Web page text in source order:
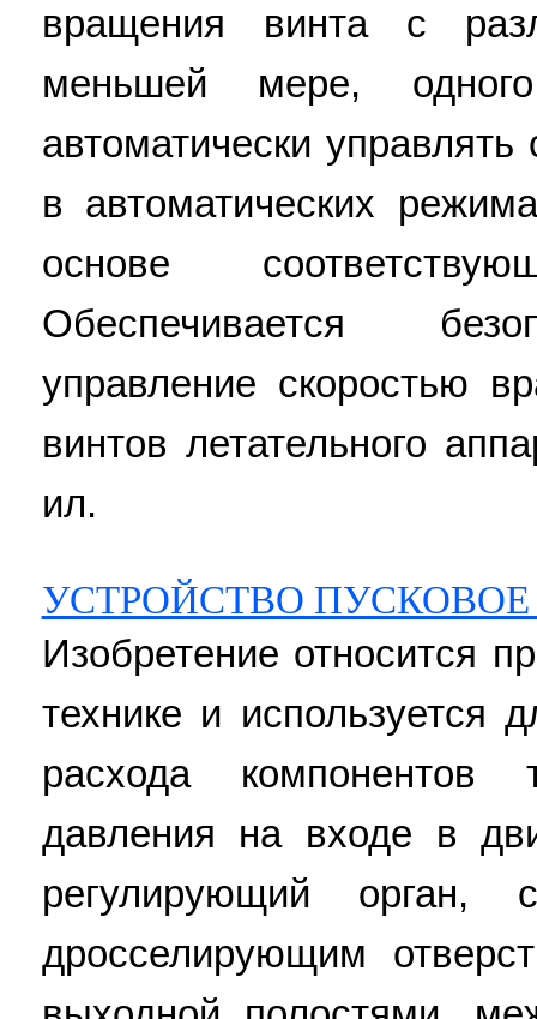
вращения винта с
меньшей мере,
автоматически
в автоматических
основе
Обеспечивается
управление скоростью
винтов летательного
ил.
УСТРОЙСТВО
Изобретение относится
технике и используется
расхода компонентов
давления на входе в
регулирующий орган,
дросселирующим